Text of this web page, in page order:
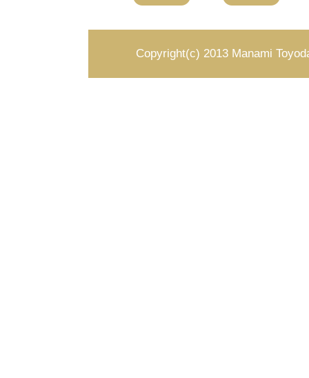
Copyright(c) 2013 Manami